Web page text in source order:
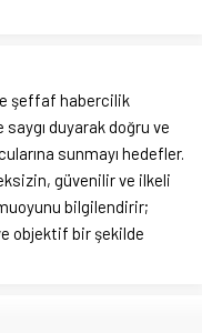
şeffaf habercilik
saygı duyarak doğru ve
sunmayı hedefler.
güvenilir ve ilkeli
bilgilendirir;
objektif bir şekilde